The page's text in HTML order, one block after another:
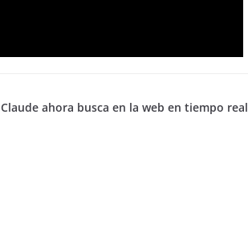
Claude ahora busca en la web en tiempo real